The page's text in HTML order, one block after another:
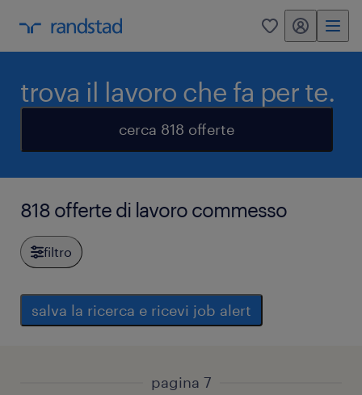
0 my randstad
trova il lavoro che fa per te.
cerca 818 offerte
818 offerte di lavoro commesso
filtro
salva la ricerca e ricevi job alert
pagina 7